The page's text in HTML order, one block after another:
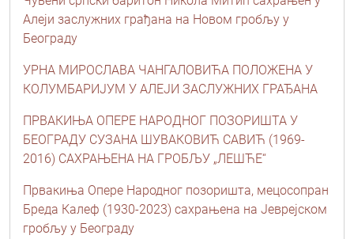
Алеји заслужних грађана на Новом гробљу у
Београду
УРНА МИРОСЛАВА ЧАНГАЛОВИЋА ПОЛОЖЕНА У
КОЛУМБАРИЈУМ У АЛЕЈИ ЗАСЛУЖНИХ ГРАЂАНА
ПРВАКИЊА ОПЕРЕ НАРОДНОГ ПОЗОРИШТА У
БЕОГРАДУ СУЗАНА ШУВАКОВИЋ САВИЋ (1969-
2016) САХРАЊЕНА НА ГРОБЉУ „ЛЕШЋЕ“
Првакиња Опере Народног позоришта, мецосопран
Бреда Калеф (1930-2023) сахрањена на Јеврејском
гробљу у Београду